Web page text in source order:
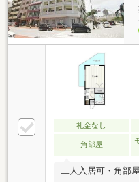
礼金なし
角部屋
二人入居可・角部